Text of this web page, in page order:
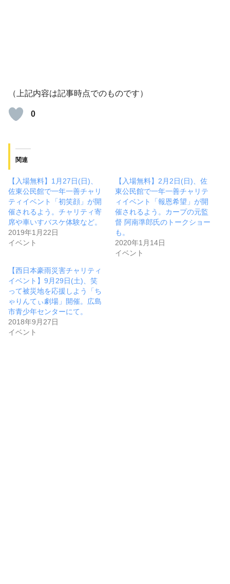
（上記内容は記事時点でのものです）
0
関連
【入場無料】1月27日(日)、
佐東公民館で一年一善チャリ
ティイベント「初笑顔」が開
催されるよう。チャリティ寄
席や車いすバスケ体験など。
2019年1月22日
イベント
【入場無料】2月2日(日)、佐
東公民館で一年一善チャリテ
ィイベント「報恩希望」が開
催されるよう。カープの元監
督 阿南準郎氏のトークショー
も。
2020年1月14日
イベント
【西日本豪雨災害チャリティ
イベント】9月29日(土)、笑
って被災地を応援しよう「ち
ゃりんてぃ劇場」開催。広島
市青少年センターにて。
2018年9月27日
イベント